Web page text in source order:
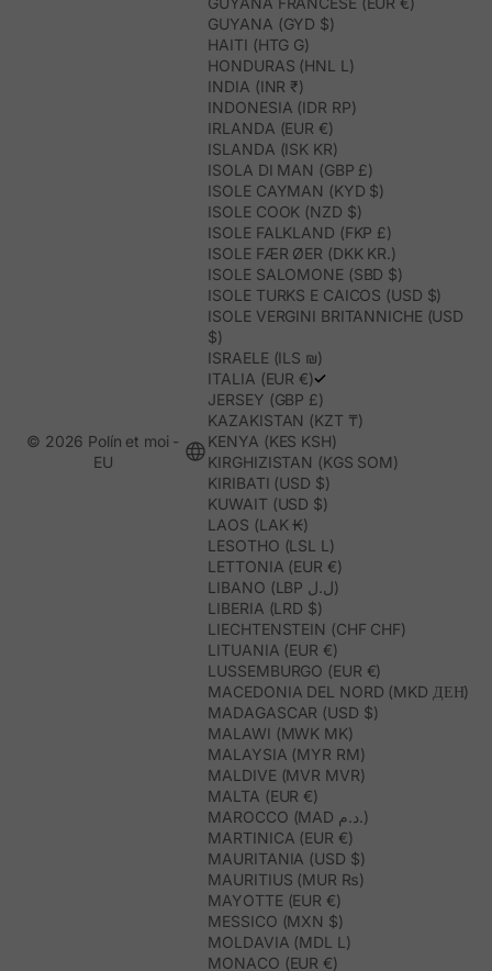
GUYANA (GYD $)
HAITI (HTG G)
HONDURAS (HNL L)
INDIA (INR ₹)
INDONESIA (IDR RP)
IRLANDA (EUR €)
ISLANDA (ISK KR)
ISOLA DI MAN (GBP £)
ISOLE CAYMAN (KYD $)
ISOLE COOK (NZD $)
ISOLE FALKLAND (FKP £)
ISOLE FÆR ØER (DKK KR.)
ISOLE SALOMONE (SBD $)
ISOLE TURKS E CAICOS (USD $)
ISOLE VERGINI BRITANNICHE (USD
$)
ISRAELE (ILS ₪)
ITALIA (EUR €)
JERSEY (GBP £)
KAZAKISTAN (KZT ₸)
KENYA (KES KSH)
KIRGHIZISTAN (KGS SOM)
KIRIBATI (USD $)
KUWAIT (USD $)
LAOS (LAK ₭)
LESOTHO (LSL L)
LETTONIA (EUR €)
LIBANO (LBP ل.ل)
LIBERIA (LRD $)
LIECHTENSTEIN (CHF CHF)
LITUANIA (EUR €)
LUSSEMBURGO (EUR €)
MACEDONIA DEL NORD (MKD ДЕН)
MADAGASCAR (USD $)
MALAWI (MWK MK)
MALAYSIA (MYR RM)
MALDIVE (MVR MVR)
MALTA (EUR €)
MAROCCO (MAD د.م.)
MARTINICA (EUR €)
MAURITANIA (USD $)
MAURITIUS (MUR ₨)
MAYOTTE (EUR €)
MESSICO (MXN $)
MOLDAVIA (MDL L)
MONACO (EUR €)
© 2026 Polín et moi -
EU